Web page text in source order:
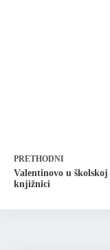
PRETHODNI
Valentinovo u školskoj
knjižnici